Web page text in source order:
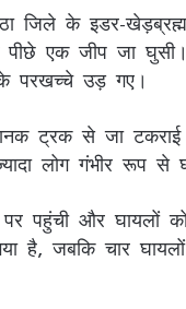
जिले के इडर-
एक जीप जा
परखच्‍चे उड़ गए।
ट्रक से जा
लोग गंभीर रूप से
पहुंची और घायलों
है, जबकि चार